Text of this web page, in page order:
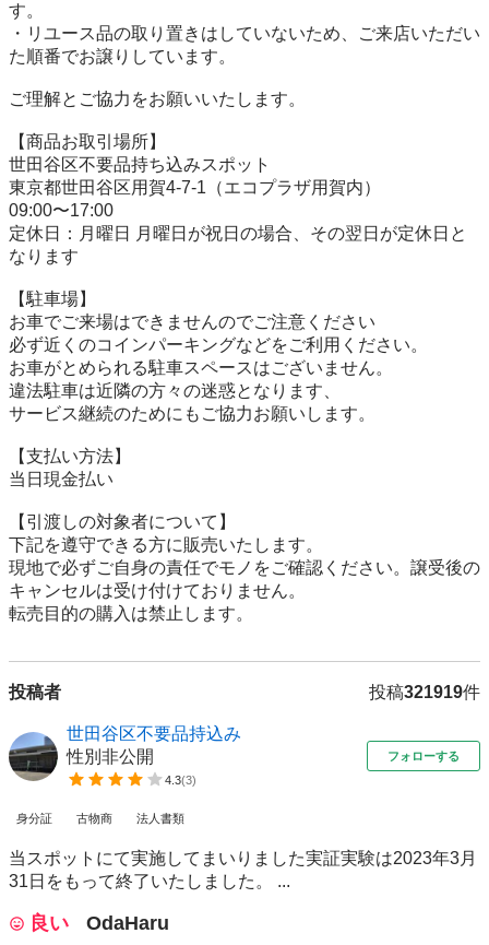
す。
・リユース品の取り置きはしていないため、ご来店いただい
た順番でお譲りしています。
ご理解とご協力をお願いいたします。
【商品お取引場所】
世田谷区不要品持ち込みスポット
東京都世田谷区用賀4-7-1（エコプラザ用賀内）
09:00〜17:00
定休日：月曜日 月曜日が祝日の場合、その翌日が定休日と
なります
【駐⾞場】
お車でご来場はできませんのでご注意ください
必ず近くのコインパーキングなどをご利用ください。
お車がとめられる駐車スペースはございません。
違法駐車は近隣の方々の迷惑となります、
サービス継続のためにもご協力お願いします。
【⽀払い⽅法】
当日現金払い
【引渡しの対象者について】
下記を遵守できる⽅に販売いたします。
現地で必ずご⾃⾝の責任でモノをご確認ください。譲受後の
キャンセルは受け付けておりません。
転売⽬的の購⼊は禁⽌します。
投稿者 投稿321919件
世田谷区不要品持込み
性別非公開
4.3(3)
フォローする
身分証 古物商 法人書類
当スポットにて実施してまいりました実証実験は2023年3月
31日をもって終了いたしました。 ...
良い OdaHaru